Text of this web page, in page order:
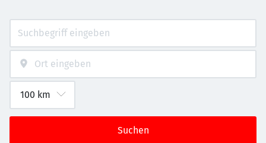
Suchen